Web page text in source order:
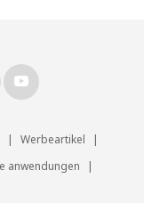
| Werbeartikel
|
anwendungen
|